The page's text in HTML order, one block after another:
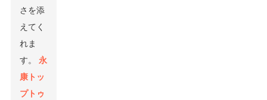
さを添
えてく
れま
す。永
康トッ
プトゥ